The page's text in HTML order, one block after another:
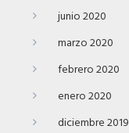
junio 2020
marzo 2020
febrero 2020
enero 2020
diciembre 2019